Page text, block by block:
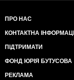
ПРО НАС
КОНТАКТНА
ПІДТРИМАТИ
ФОНД ЮРІЯ БУТУСОВА
РЕКЛАМА